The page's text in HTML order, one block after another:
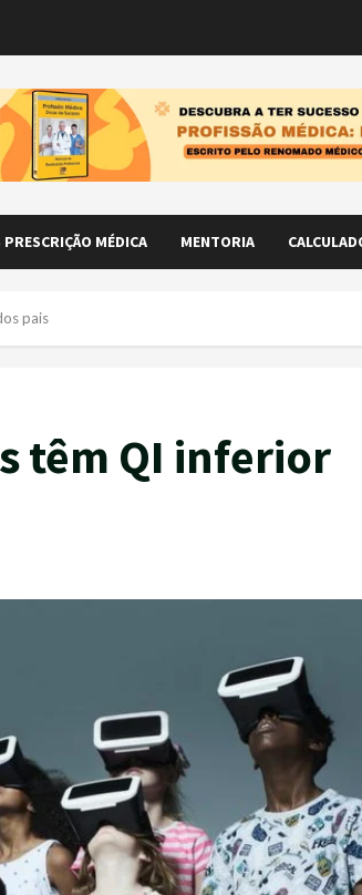
PRESCRIÇÃO MÉDICA MENTORIA
pais
têm QI inferior